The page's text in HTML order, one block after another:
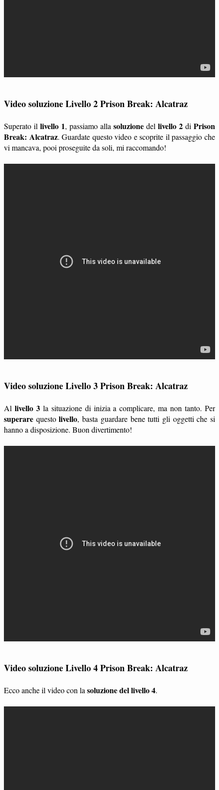
Video soluzione Livello 2 Prison Break: Alcatraz
Superato il livello 1, passiamo alla soluzione del livello 2 di Prison
Break: Alcatraz. Guardate questo video e scoprite il passaggio che
vi mancava, pooi proseguite da soli, mi raccomando!
Video soluzione Livello 3 Prison Break: Alcatraz
Al livello 3la situazione di inizia a complicare, ma non tanto. Per
superare questolivello, basta guardare bene tutti gli oggetti che si
hanno a disposizione. Buon divertimento!
Video soluzione Livello 4 Prison Break: Alcatraz
Ecco anche il video con la soluzione del livello 4.